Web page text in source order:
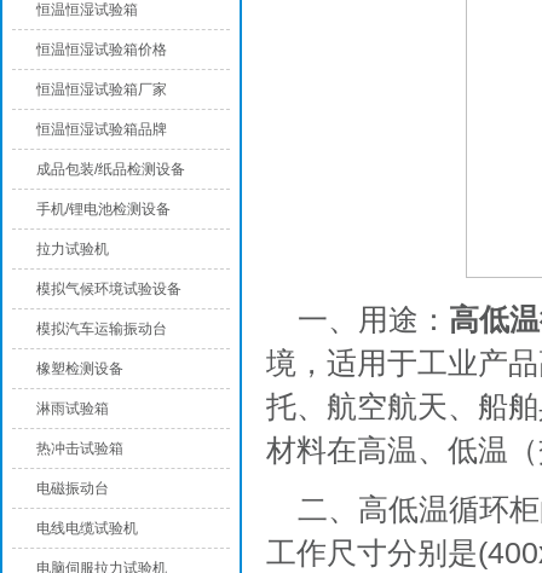
一、用途： 高低
境，适用于工业产
托、航空航天、船
材料在高温、低温
二、高低温循环
工作尺寸分别是
恒温恒湿试验箱
恒温恒湿试验箱价格
恒温恒湿试验箱厂家
恒温恒湿试验箱品牌
成品包装/纸品检测设备
手机/锂电池检测设备
拉力试验机
模拟气候环境试验设备
模拟汽车运输振动台
橡塑检测设备
淋雨试验箱
热冲击试验箱
电磁振动台
电线电缆试验机
电脑伺服拉力试验机